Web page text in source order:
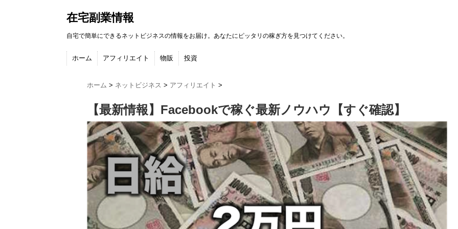
在宅副業情報
自宅で簡単にできるネットビジネスの情報をお届け。あなたにピッタリの稼ぎ方を見つけてください。
ホーム アフィリエイト 物販 投資
ホーム > ネットビジネス > アフィリエイト >
【最新情報】Facebookで稼ぐ最新ノウハウ【すぐ確認】